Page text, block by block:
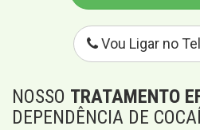
Vou Ligar no
NOSSO TRATAMENTO
DEPENDÊNCIA DE